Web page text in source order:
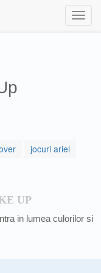
jocuri ariel
UP
in lumea culorilor si